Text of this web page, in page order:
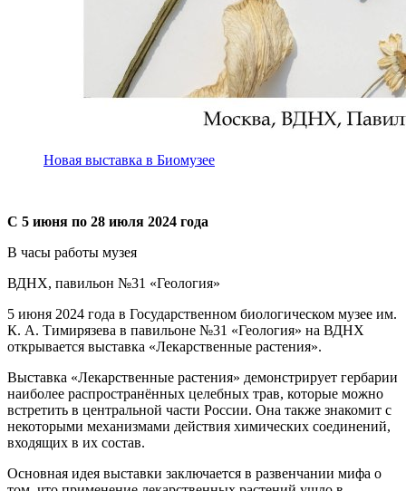
Новая выставка в Биомузее
С 5 июня по 28 июля 2024 года
В часы работы музея
ВДНХ, павильон №31 «Геология»
5 июня 2024 года в Государственном биологическом музее им.
К. А. Тимирязева в павильоне №31 «Геология» на ВДНХ
открывается выставка «Лекарственные растения».
Выставка «Лекарственные растения» демонстрирует гербарии
наиболее распространённых целебных трав, которые можно
встретить в центральной части России. Она также знакомит с
некоторыми механизмами действия химических соединений,
входящих в их состав.
Основная идея выставки заключается в развенчании мифа о